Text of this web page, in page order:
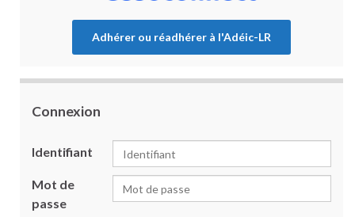
Adhérer ou réadhérer à l'Adéic-LR
Connexion
Identifiant
Mot de
passe